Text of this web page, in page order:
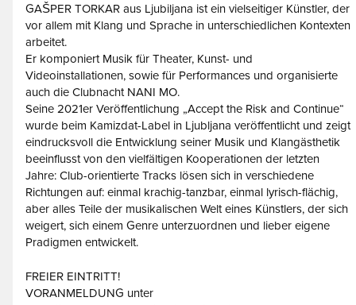
GAŠPER TORKAR aus Ljubiljana ist ein vielseitiger Künstler, der
vor allem mit Klang und Sprache in unterschiedlichen Kontexten
arbeitet.
Er komponiert Musik für Theater, Kunst- und
Videoinstallationen, sowie für Performances und organisierte
auch die Clubnacht NANI MO.
Seine 2021er Veröffentlichung „Accept the Risk and Continue“
wurde beim Kamizdat-Label in Ljubljana veröffentlicht und zeigt
eindrucksvoll die Entwicklung seiner Musik und Klangästhetik
beeinflusst von den vielfältigen Kooperationen der letzten
Jahre: Club-orientierte Tracks lösen sich in verschiedene
Richtungen auf: einmal krachig-tanzbar, einmal lyrisch-flächig,
aber alles Teile der musikalischen Welt eines Künstlers, der sich
weigert, sich einem Genre unterzuordnen und lieber eigene
Pradigmen entwickelt.
FREIER EINTRITT!
VORANMELDUNG unter